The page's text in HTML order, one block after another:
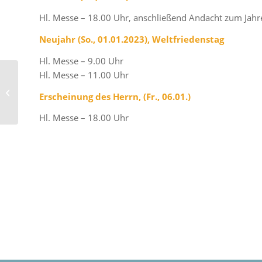
Hl. Messe – 18.00 Uhr, anschließend Andacht zum
Neujahr (So., 01.01.2023), Weltfriedenstag
Hl. Messe – 9.00 Uhr
Hl. Messe – 11.00 Uhr
Erscheinung des Herrn, (Fr., 06.01.)
Hl. Messe – 18.00 Uhr
Advent 2022